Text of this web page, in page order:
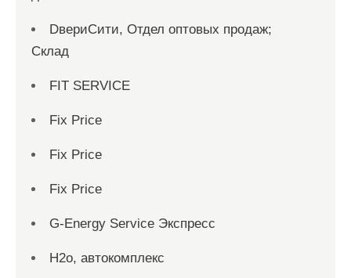
DвериСити, Отдел оптовых продаж;
Склад
FIT SERVICE
Fix Price
Fix Price
Fix Price
G-Energy Service Экспресс
H2о, автокомплекс